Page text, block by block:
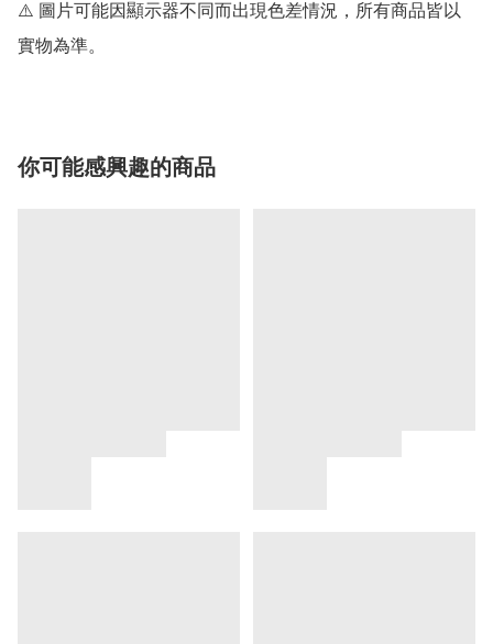
⚠️ 圖片可能因顯示器不同而出現色差情況，所有商品皆以
實物為準。
你可能感興趣的商品